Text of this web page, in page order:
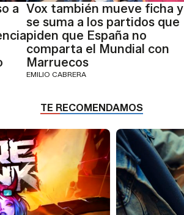
a Vox también mueve ficha y
se suma a los partidos que
piden que España no
comparta el Mundial con
Marruecos
EMILIO CABRERA